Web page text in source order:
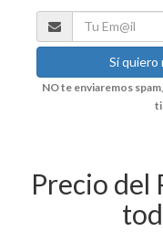
NO te enviaremos spam
Precio del